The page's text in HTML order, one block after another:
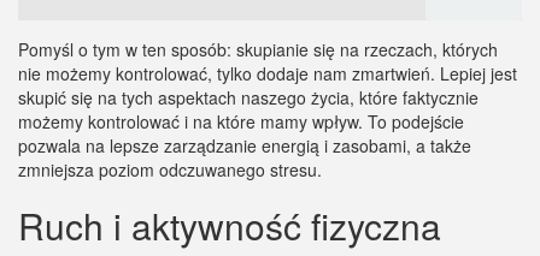
Pomyśl o tym w ten sposób: skupianie się na rzeczach, których
nie możemy kontrolować, tylko dodaje nam zmartwień. Lepiej jest
skupić się na tych aspektach naszego życia, które faktycznie
możemy kontrolować i na które mamy wpływ. To podejście
pozwala na lepsze zarządzanie energią i zasobami, a także
zmniejsza poziom odczuwanego stresu.
Ruch i aktywność fizyczna